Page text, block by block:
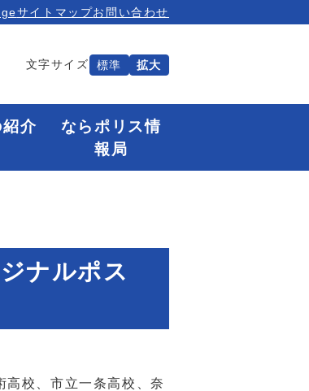
サイトマップお問い合わせ
文字サイズ 標準 拡大
介
ならポリス情
報局
ナルポス
校、市立一条高校、奈